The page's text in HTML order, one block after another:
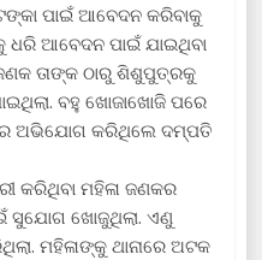
ପାଇଁ ଆବେଦନ କରିବାକୁ
ଧରି ଆବେଦନ ପାଇଁ ଯାଇଥିବା
ତାଙ୍କ ଠାରୁ ଶିଶୁପୁତ୍ରକୁ
ବହୁ ଖୋଜାଖୋଜି ପରେ
ଅଭିଯୋଗ କରିଥିଲେ ଦମ୍ପତି
କରିଥିବା ମହିଳା ଜଣକର
ସୁଯୋଗ ଖୋଜୁଥିଲା. ଏଣୁ
ମହିଳାଙ୍କୁ ଥାନାରେ ଅଟକ